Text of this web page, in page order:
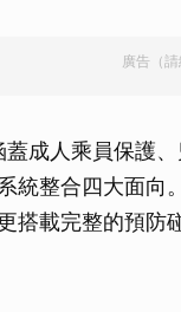
廣告（請
成人乘員保護
統整合四大面
搭載完整的預防